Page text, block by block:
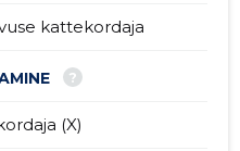
kattekordaja
?
(X)